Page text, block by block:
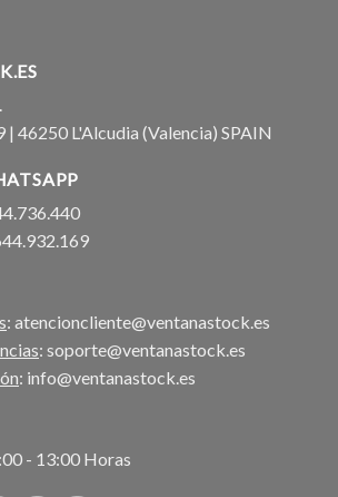
| 46250 L'Alcudia (Valencia) SPAIN
: atencioncliente@ventanastock.es
: soporte@ventanastock.es
: info@ventanastock.es
- 13:00 Horas